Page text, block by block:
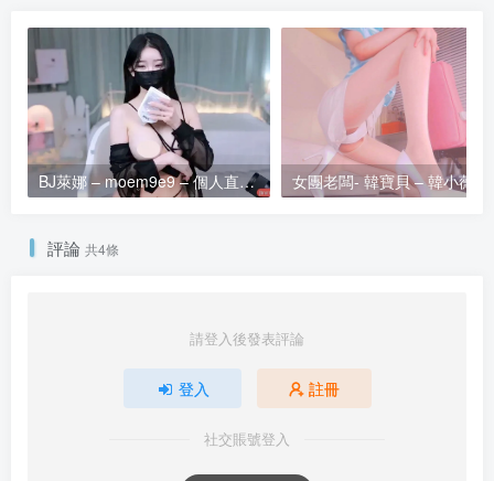
BJ萊娜 – moem9e9 – 個人直播 20240718 [4V/8.95G]
評論 共4條
請登入後發表評論
登入 註冊
社交賬號登入